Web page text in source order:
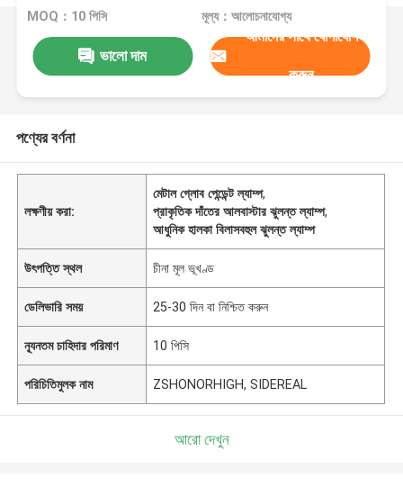
MOQ：10 পিসি মূল্য：আলোচনাযোগ্য
ভালো দাম
আমাদের সাথে যোগাযোগ
করুন
পণ্যের বর্ণনা
লক্ষণীয় করা:
মেটাল গ্লোব পেন্ডেন্ট ল্যাম্প,
প্রাকৃতিক দাঁতের আলবাস্টার ঝুলন্ত ল্যাম্প,
আধুনিক হালকা বিলাসবহুল ঝুলন্ত ল্যাম্প
উৎপত্তি স্থল চীনা মূল ভূখণ্ড
ডেলিভারি সময় 25-30 দিন বা নিশ্চিত করুন
ন্যূনতম চাহিদার পরিমাণ 10 পিসি
পরিচিতিমুলক নাম ZSHONORHIGH, SIDEREAL
আরো দেখুন